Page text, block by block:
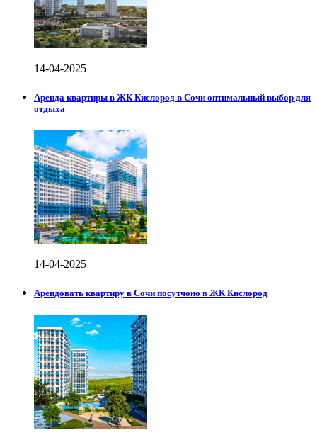
14-04-2025
Аренда квартиры в ЖК Кислород в Сочи оптимальный выбор для
отдыха
14-04-2025
Арендовать квартиру в Сочи посутчоно в ЖК Кислород